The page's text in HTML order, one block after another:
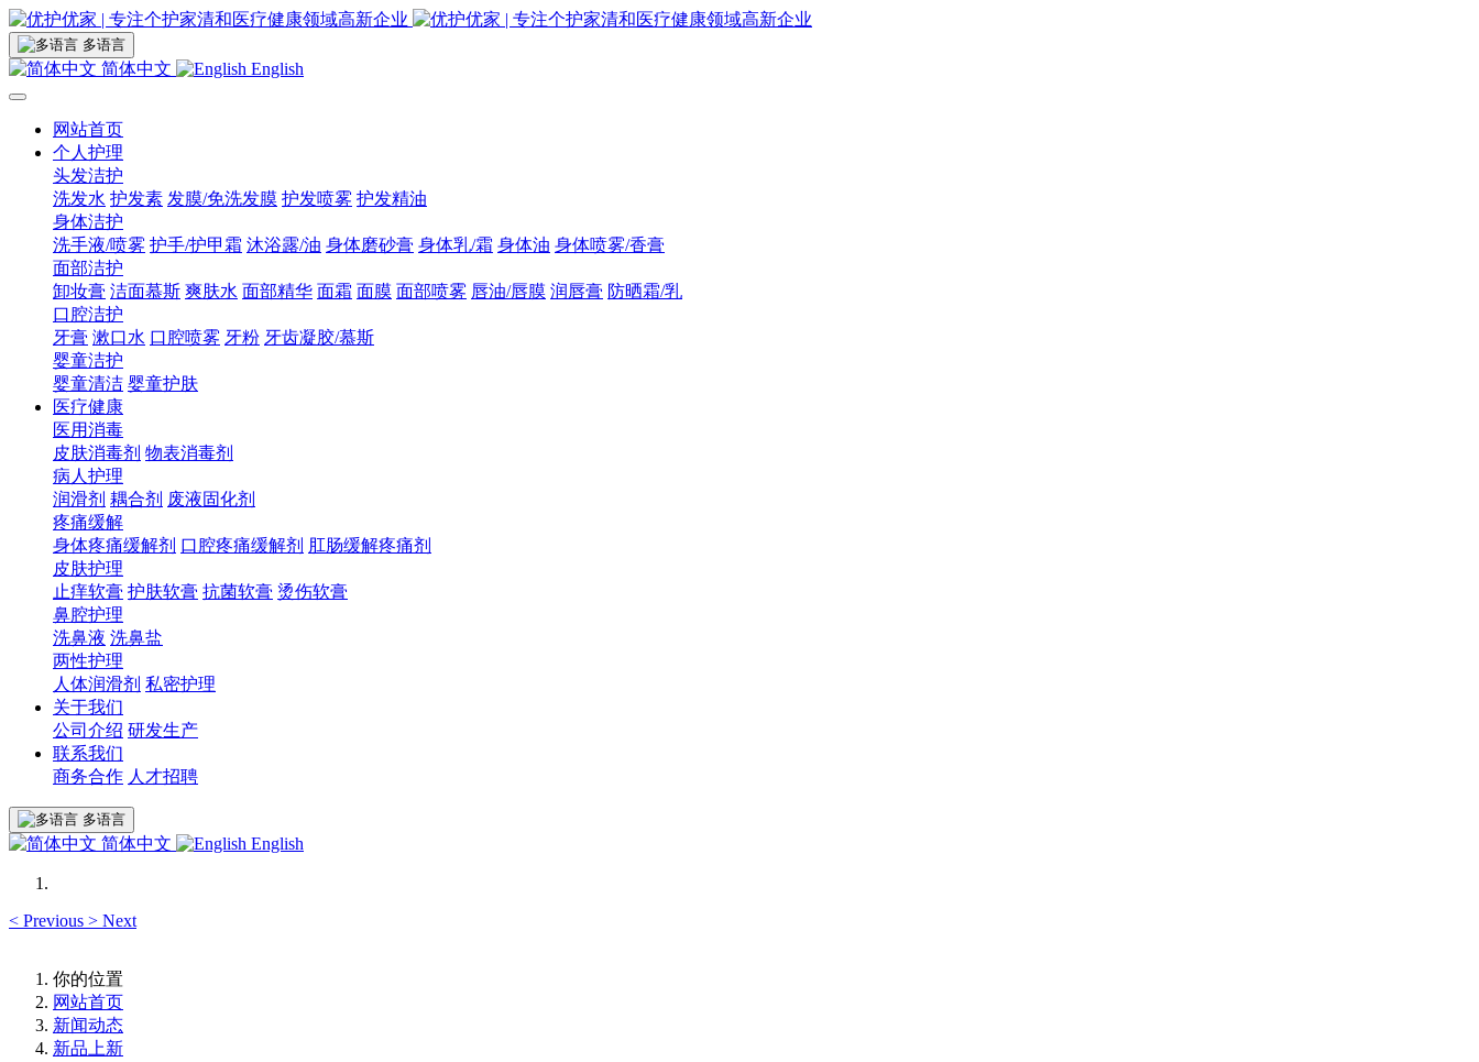
多语言
简体中文 English
网站首页
个人护理
头发洁护
洗发水 护发素 发膜/免洗发膜 护发喷雾 护发精油
身体洁护
洗手液/喷雾 护手/护甲霜 沐浴露/油 身体磨砂膏 身体乳/霜 身体油 身体喷雾/香膏
面部洁护
卸妆膏 洁面慕斯 爽肤水 面部精华 面霜 面膜 面部喷雾 唇油/唇膜 润唇膏 防晒霜/乳
口腔洁护
牙膏 漱口水 口腔喷雾 牙粉 牙齿凝胶/慕斯
婴童洁护
婴童清洁 婴童护肤
医疗健康
医用消毒
皮肤消毒剂 物表消毒剂
病人护理
润滑剂 耦合剂 废液固化剂
疼痛缓解
身体疼痛缓解剂 口腔疼痛缓解剂 肛肠缓解疼痛剂
皮肤护理
止痒软膏 护肤软膏 抗菌软膏 烫伤软膏
鼻腔护理
洗鼻液 洗鼻盐
两性护理
人体润滑剂 私密护理
关于我们
公司介绍 研发生产
联系我们
商务合作 人才招聘
多语言
简体中文 English
< Previous > Next
你的位置
网站首页
新闻动态
新品上新